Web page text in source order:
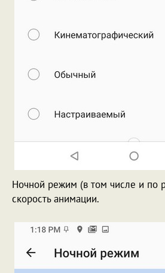
Ночной режим (в том числе и по
скорость анимации.